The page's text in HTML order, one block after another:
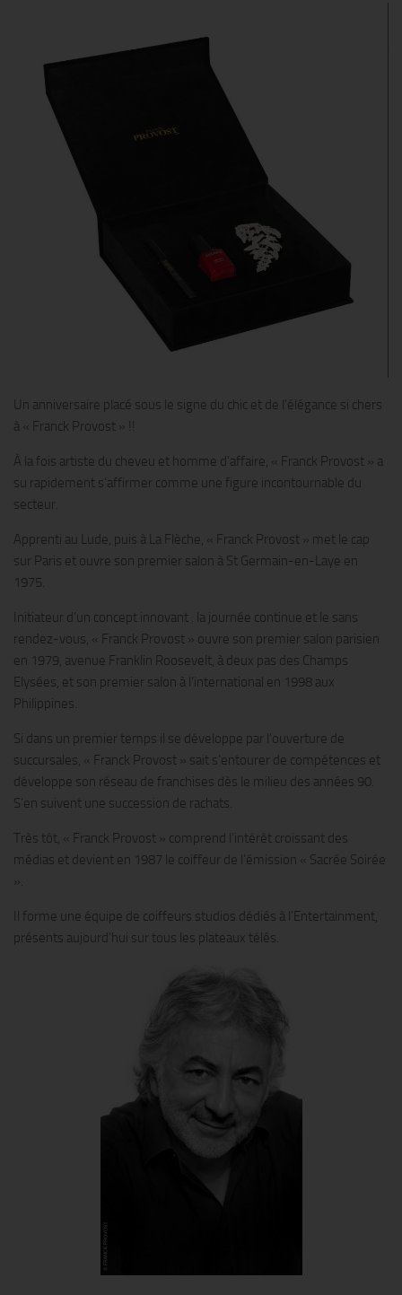
Un anniversaire placé sous le signe du chic et de l’élégance si chers
à « Franck Provost » !!
À la fois artiste du cheveu et homme d’affaire, « Franck Provost » a
su rapidement s’affirmer comme une figure incontournable du
secteur.
Apprenti au Lude, puis à La Flèche, « Franck Provost » met le cap
sur Paris et ouvre son premier salon à St Germain-en-Laye en
1975.
Initiateur d’un concept innovant : la journée continue et le sans
rendez-vous, « Franck Provost » ouvre son premier salon parisien
en 1979, avenue Franklin Roosevelt, à deux pas des Champs
Elysées, et son premier salon à l’international en 1998 aux
Philippines.
Si dans un premier temps il se développe par l’ouverture de
succursales, « Franck Provost » sait s’entourer de compétences et
développe son réseau de franchises dès le milieu des années 90.
S’en suivent une succession de rachats.
Très tôt, « Franck Provost » comprend l’intérêt croissant des
médias et devient en 1987 le coiffeur de l’émission « Sacrée Soirée
».
Il forme une équipe de coiffeurs studios dédiés à l’Entertainment,
présents aujourd’hui sur tous les plateaux télés.